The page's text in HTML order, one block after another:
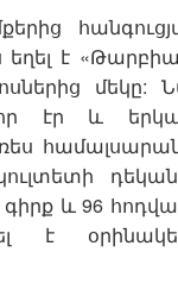
եղել է
մեկը:
էր և
և 96
է